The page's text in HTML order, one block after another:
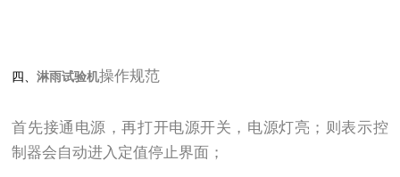
四、淋雨试验机操作规范
首先接通电源，再打开电源开关，电源灯亮；则表示控
制器会自动进入定值停止界面；